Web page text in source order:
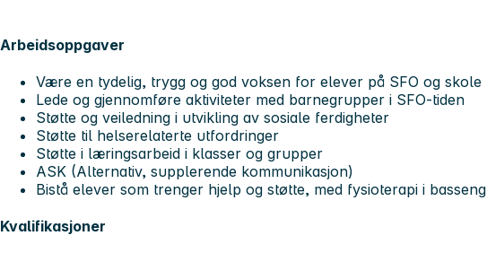
Arbeidsoppgaver
Være en tydelig, trygg og god voksen for elever på SFO og skole
Lede og gjennomføre aktiviteter med barnegrupper i SFO-tiden
Støtte og veiledning i utvikling av sosiale ferdigheter
Støtte til helserelaterte utfordringer
Støtte i læringsarbeid i klasser og grupper
ASK (Alternativ, supplerende kommunikasjon)
Bistå elever som trenger hjelp og støtte, med fysioterapi i basseng
Kvalifikasjoner